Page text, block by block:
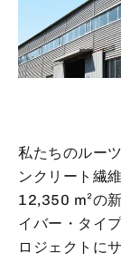
私たちのルー
ンクリート繊
12,350 m²の
イバー・タイ
ロジェクトに